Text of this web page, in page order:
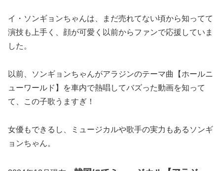
イ・ソンギョンちゃんは、まだ売れてない頃から知ってて
演技も上手く、顔が可愛く以前からファンで応援していま
した。
以前、ソンギョンちゃんがアラジンのテーマ曲【ホールニ
ューワールド】を車内で熱唱してバズった動画を知って
て、この子歌うますぎ！
女優もできるし、ミュージカルや歌手の実力もあるソンギ
ョンちゃん。